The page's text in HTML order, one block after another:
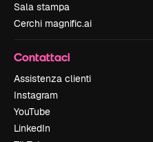
Sala stampa
Cerchi magnific.ai
Contattaci
Assistenza clienti
Instagram
YouTube
LinkedIn